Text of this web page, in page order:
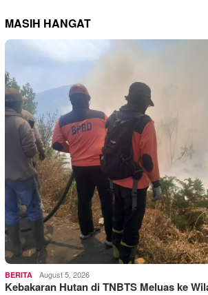
MASIH HANGAT
BERITA August 5, 2026
Kebakaran Hutan di TNBTS Meluas ke